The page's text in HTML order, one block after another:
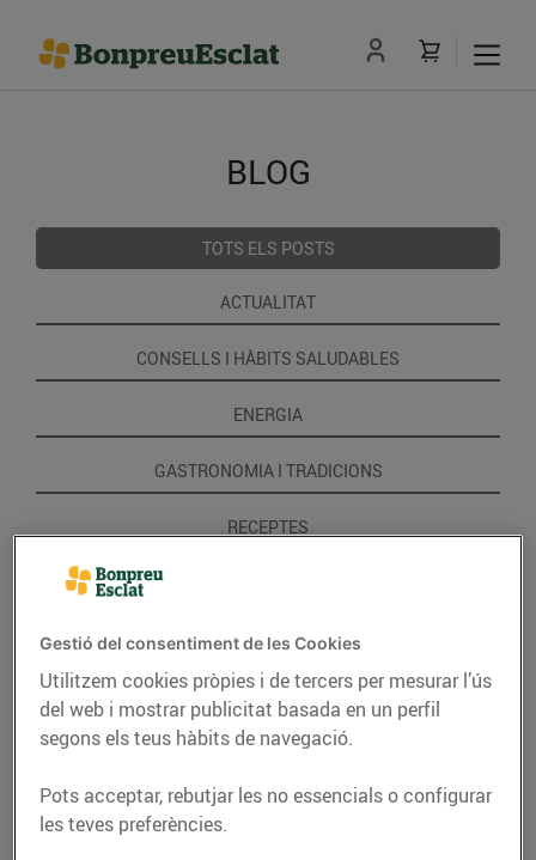
BLOG
TOTS ELS POSTS
ACTUALITAT
CONSELLS I HÀBITS SALUDABLES
ENERGIA
GASTRONOMIA I TRADICIONS
RECEPTES
Gestió del consentiment de les Cookies
Utilitzem cookies pròpies i de tercers per mesurar l’ús
del web i mostrar publicitat basada en un perfil
segons els teus hàbits de navegació.
Pots acceptar, rebutjar les no essencials o configurar
les teves preferències.